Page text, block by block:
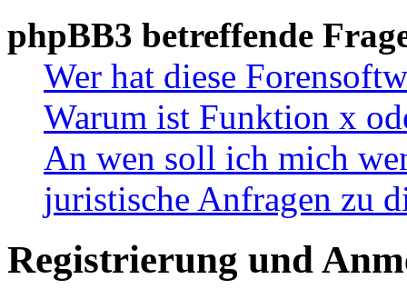
phpBB3 betreffende
Wer hat diese
Warum ist Funktion x
An wen soll ich mich
juristische Anfragen zu
Registrierung und